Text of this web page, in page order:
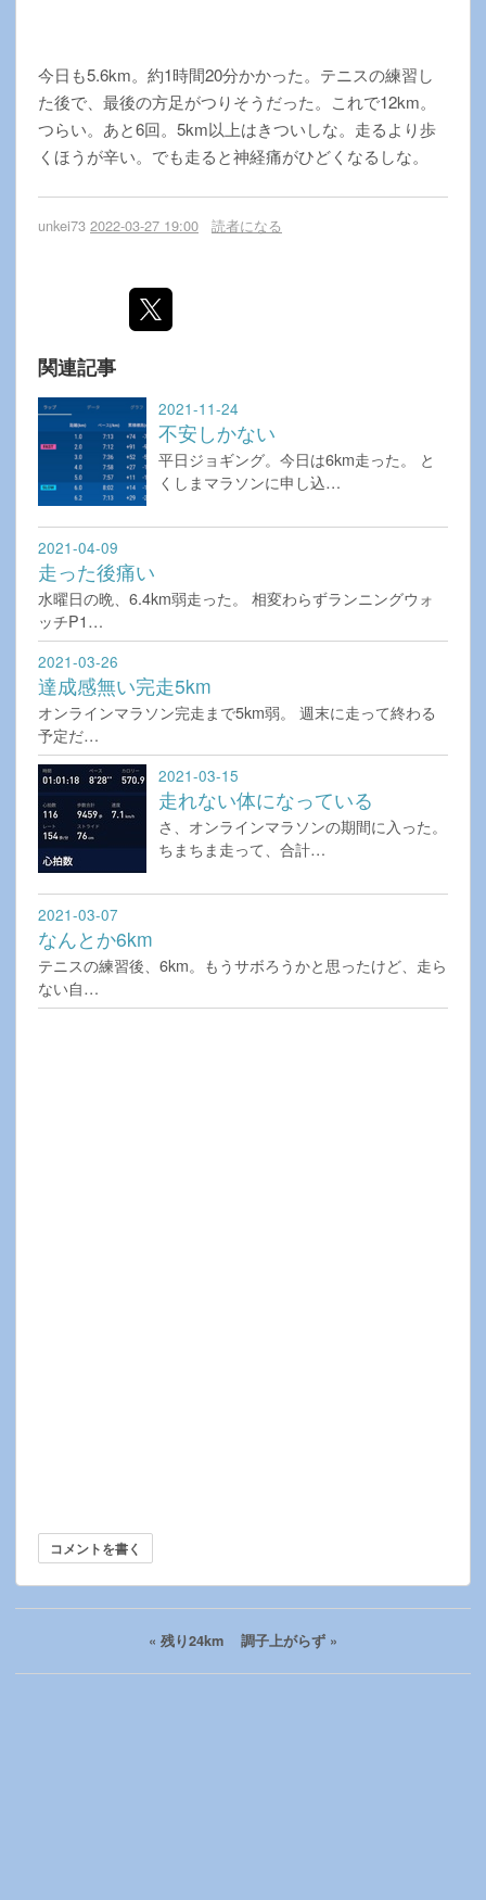
今日も5.6km。約1時間20分かかった。テニスの練習し
た後で、最後の方足がつりそうだった。これで12km。
つらい。あと6回。5km以上はきついしな。走るより歩
くほうが辛い。でも走ると神経痛がひどくなるしな。
unkei73 2022-03-27 19:00 読者になる
関連記事
2021-11-24
不安しかない
平日ジョギング。今日は6km走った。 と
くしまマラソンに申し込…
2021-04-09
走った後痛い
水曜日の晩、6.4km弱走った。 相変わらずランニングウォ
ッチP1…
2021-03-26
達成感無い完走5km
オンラインマラソン完走まで5km弱。 週末に走って終わる
予定だ…
2021-03-15
走れない体になっている
さ、オンラインマラソンの期間に入った。
ちまちま走って、合計…
2021-03-07
なんとか6km
テニスの練習後、6km。もうサボろうかと思ったけど、走ら
ない自…
コメントを書く
« 残り24km 調子上がらず »